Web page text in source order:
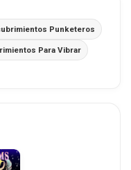
Punketeros
Para Vibrar